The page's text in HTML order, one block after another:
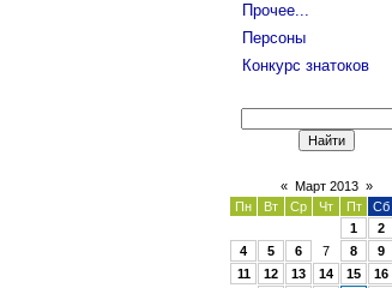
Прочее...
Персоны
Конкурс знатоков
« Март 2013 »
Пн
Вт Ср Чт Пт Сб
1
2
4
5 6 7 8 9
11
12 13 14 15 16